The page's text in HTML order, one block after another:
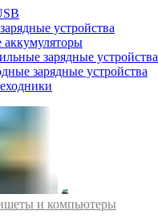
устройства
зарядные устройства
зарядные устройства
и компьютеры